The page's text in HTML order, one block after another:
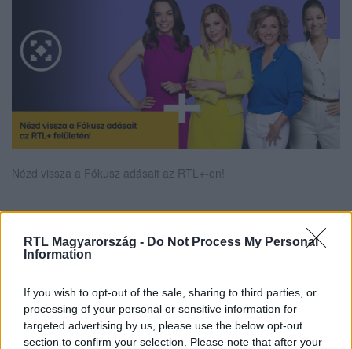
RTL Magyarország - Do Not Process My Personal
Information
If you wish to opt-out of the sale, sharing to third parties, or
processing of your personal or sensitive information for
targeted advertising by us, please use the below opt-out
section to confirm your selection. Please note that after your
Nézd vissza a Fókusz adásait az RTL+-on!
Itt állítsd be, hogy az RTL.hu az elsők között
legyen a Google-találatokban!